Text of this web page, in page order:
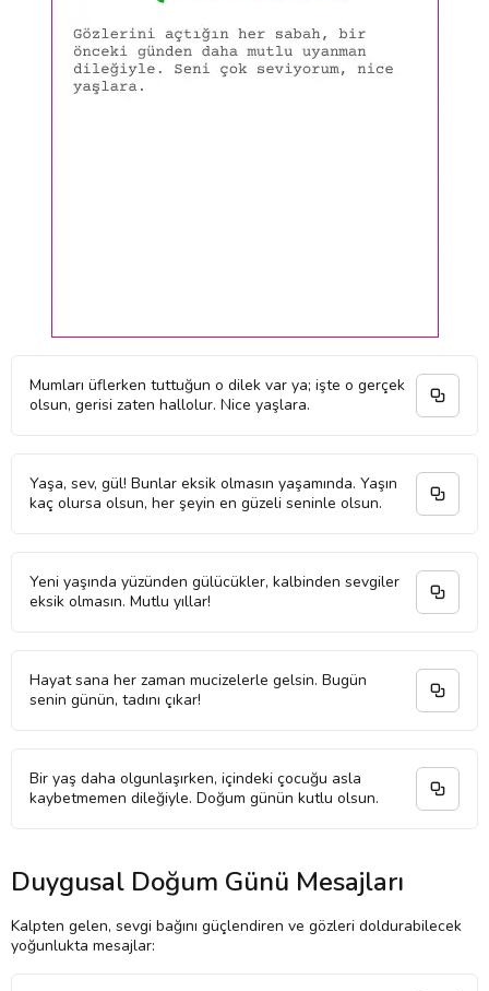
Mumları üflerken tuttuğun o dilek var ya; işte o gerçek
olsun, gerisi zaten hallolur. Nice yaşlara.
Yaşa, sev, gül! Bunlar eksik olmasın yaşamında. Yaşın
kaç olursa olsun, her şeyin en güzeli seninle olsun.
Yeni yaşında yüzünden gülücükler, kalbinden sevgiler
eksik olmasın. Mutlu yıllar!
Hayat sana her zaman mucizelerle gelsin. Bugün
senin günün, tadını çıkar!
Bir yaş daha olgunlaşırken, içindeki çocuğu asla
kaybetmemen dileğiyle. Doğum günün kutlu olsun.
Duygusal Doğum Günü Mesajları
Kalpten gelen, sevgi bağını güçlendiren ve gözleri doldurabilecek
yoğunlukta mesajlar: